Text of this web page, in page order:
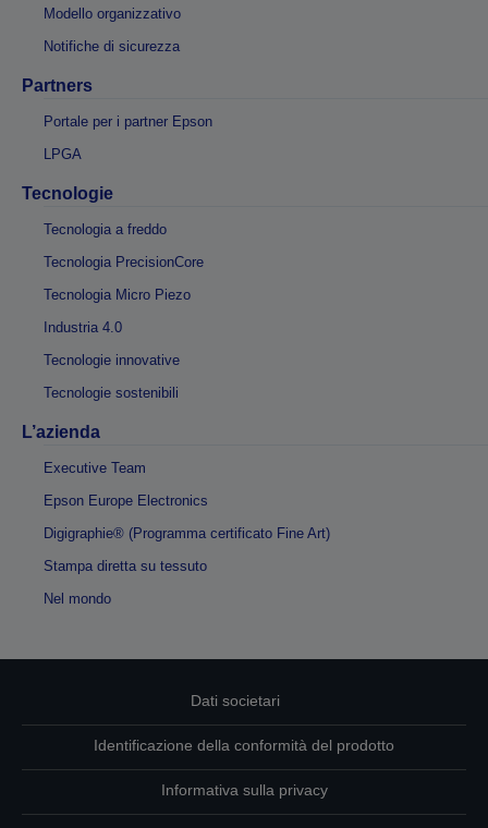
Modello organizzativo
Notifiche di sicurezza
Partners
Portale per i partner Epson
LPGA
Tecnologie
Tecnologia a freddo
Tecnologia PrecisionCore
Tecnologia Micro Piezo
Industria 4.0
Tecnologie innovative
Tecnologie sostenibili
L’azienda
Executive Team
Epson Europe Electronics
Digigraphie® (Programma certificato Fine Art)
Stampa diretta su tessuto
Nel mondo
Dati societari
Identificazione della conformità del prodotto
Informativa sulla privacy